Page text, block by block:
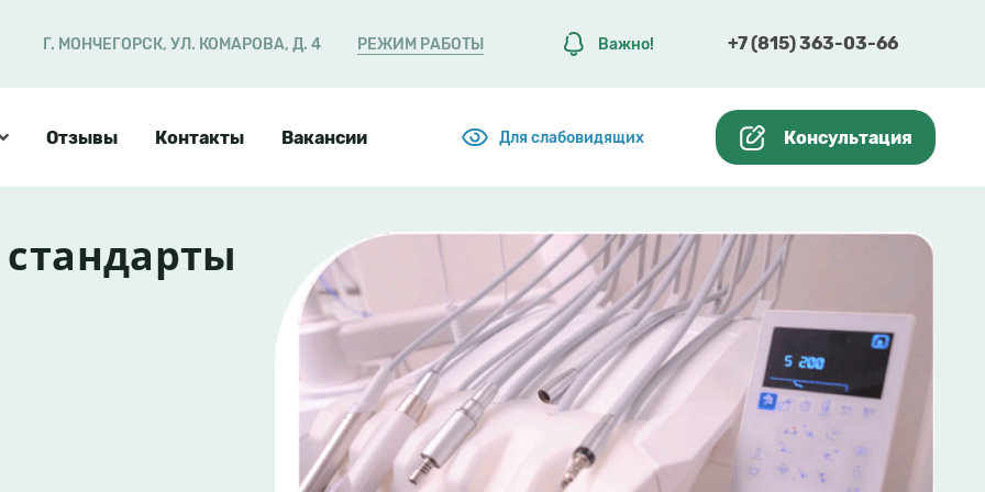
Г. МОНЧЕГОРСК, УЛ. КОМАРОВА, Д. 4 РЕЖИМ РАБОТЫ Важно! +7 (815) 363-03-66
Отзывы Контакты Вакансии Для слабовидящих Консультация
Лучшая
области
Рейтинг 32top отметил ЦЭСИ как
Эта награда - результат работы
лечению и внимания к каждому